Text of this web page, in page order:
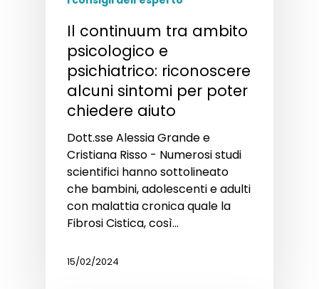
Il continuum tra ambito
psicologico e
psichiatrico: riconoscere
alcuni sintomi per poter
chiedere aiuto
Dott.sse Alessia Grande e
Cristiana Risso - Numerosi studi
scientifici hanno sottolineato
che bambini, adolescenti e adulti
con malattia cronica quale la
Fibrosi Cistica, così…
15/02/2024